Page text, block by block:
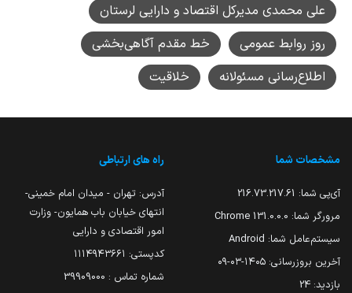
علی محمدی مدیرکل اقتصاد و دارایی لرستان
روز روابط عمومی
خط مقدم آگاهی‌بخشی
اطلاع‌رسانی مسئولانه
خلاقیت
مشخصات شما
آی‌پی شما: 216.73.217.61
مرورگر شما: 131.0.0.0 Chrome
سیستم‌عامل شما: Android
آخرین بروزرسانی: ۱۴۰۵-۰۳-۰۹
بازدید: 24
راه های ارتباطی
آدرس: تهران - میدان امام خمینی-
انتهای خیابان باب همایون- وزارت
امور اقتصادی و دارایی
کدپستی: ۱۱۱۴۹۴۳۶۶۱
شماره تماس : 39909000